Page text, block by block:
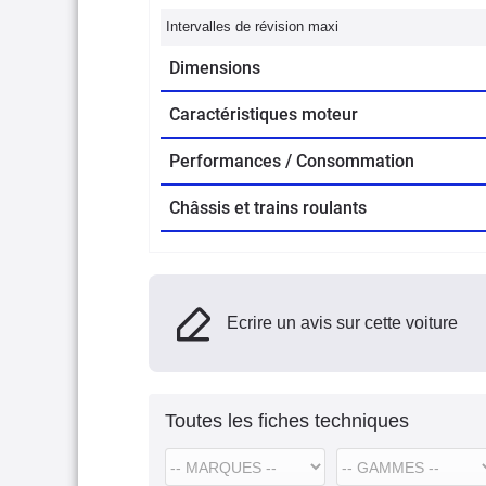
Intervalles de révision maxi
Dimensions
Caractéristiques moteur
Performances / Consommation
Châssis et trains roulants
Ecrire un avis sur cette voiture
Toutes les fiches techniques